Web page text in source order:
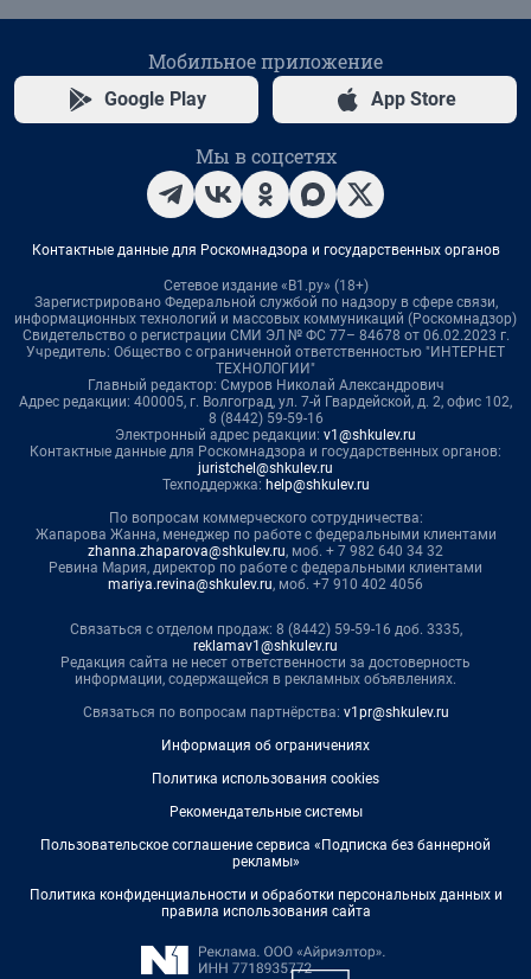
Мобильное приложение
Google Play App Store
Мы в соцсетях
Контактные данные для Роскомнадзора и государственных органов
Сетевое издание «В1.ру» (18+)
Зарегистрировано Федеральной службой по надзору в сфере связи,
информационных технологий и массовых коммуникаций (Роскомнадзор)
Свидетельство о регистрации СМИ ЭЛ № ФС 77– 84678 от 06.02.2023 г.
Учредитель: Общество с ограниченной ответственностью "ИНТЕРНЕТ
ТЕХНОЛОГИИ"
Главный редактор: Смуров Николай Александрович
Адрес редакции: 400005, г. Волгоград, ул. 7-й Гвардейской, д. 2, офис 102,
8 (8442) 59-59-16
Электронный адрес редакции: v1@shkulev.ru
Контактные данные для Роскомнадзора и государственных органов:
juristchel@shkulev.ru
Техподдержка: help@shkulev.ru
По вопросам коммерческого сотрудничества:
Жапарова Жанна, менеджер по работе с федеральными клиентами
zhanna.zhaparova@shkulev.ru, моб. + 7 982 640 34 32
Ревина Мария, директор по работе с федеральными клиентами
mariya.revina@shkulev.ru, моб. +7 910 402 4056
Связаться с отделом продаж: 8 (8442) 59-59-16 доб. 3335,
reklamav1@shkulev.ru
Редакция сайта не несет ответственности за достоверность
информации, содержащейся в рекламных объявлениях.
Связаться по вопросам партнёрства: v1pr@shkulev.ru
Информация об ограничениях
Политика использования cookies
Рекомендательные системы
Пользовательское соглашение сервиса «Подписка без баннерной
рекламы»
Политика конфиденциальности и обработки персональных данных и
правила использования сайта